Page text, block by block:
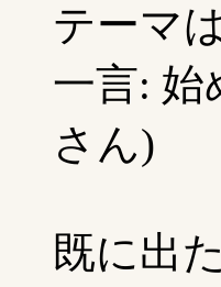
テーマ
一言: 始
さん)
既に出